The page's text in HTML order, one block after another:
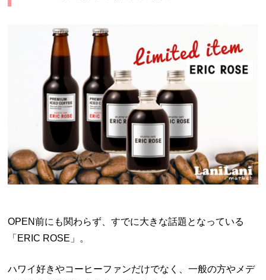
OPEN前にも関わらず、すでに大きな話題となっている
「 ERIC ROSE 」。
ハワイ好きやコーヒーファンだけでなく、一般の方やメデ